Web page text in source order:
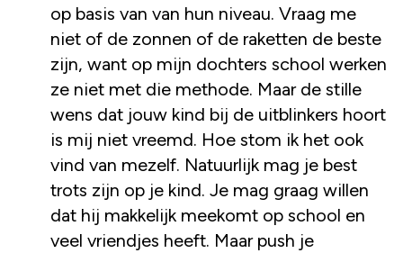
op basis van van hun niveau. Vraag me
niet of de zonnen of de raketten de beste
zijn, want op mijn dochters school werken
ze niet met die methode. Maar de stille
wens dat jouw kind bij de uitblinkers hoort
is mij niet vreemd. Hoe stom ik het ook
vind van mezelf. Natuurlijk mag je best
trots zijn op je kind. Je mag graag willen
dat hij makkelijk meekomt op school en
veel vriendjes heeft. Maar push je